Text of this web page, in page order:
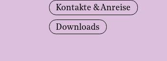
Kontakte & Anreise
Downloads